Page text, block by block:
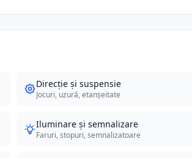
Direcție și suspensie
Jocuri, uzură, etanșeitate
Iluminare și semnalizare
Faruri, stopuri, semnalizatoare